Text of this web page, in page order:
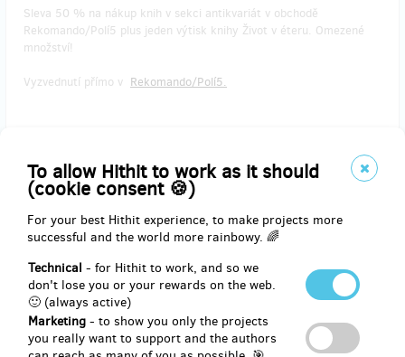
To allow Hithit to work as it should
(cookie consent 🍪)
For your best Hithit experience, to make projects more
successful and the world more rainbowy. 🌈
Technical - for Hithit to work, and so we
don't lose you or your rewards on the web.
🙂 (always active)
Marketing - to show you only the projects
you really want to support and the authors
Sleva 50 % na nákup knih v sekci antikvariát v obchodě
Rekomando/Polí5 plus jeden výtisk knihy Život v éteru. Omezené
množství!
Vyzvednutí přímo v Rekomando/Polí5.
EUR 31.28
(CZK 759
Chci knihu - pošlete mi ji (Zásilkovna)!
Kniha Život v éteru, zaslání do Zásilkovny,cena včetně poštovného
a balného.